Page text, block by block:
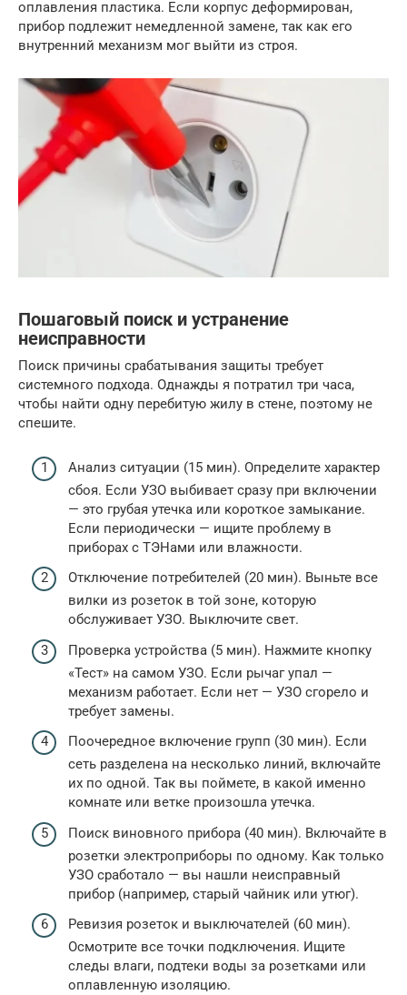
оплавления пластика. Если корпус деформирован,
прибор подлежит немедленной замене, так как его
внутренний механизм мог выйти из строя.
Пошаговый поиск и устранение
неисправности
Поиск причины срабатывания защиты требует
системного подхода. Однажды я потратил три часа,
чтобы найти одну перебитую жилу в стене, поэтому не
спешите.
Анализ ситуации (15 мин). Определите характер
сбоя. Если УЗО выбивает сразу при включении
— это грубая утечка или короткое замыкание.
Если периодически — ищите проблему в
приборах с ТЭНами или влажности.
Отключение потребителей (20 мин). Выньте все
вилки из розеток в той зоне, которую
обслуживает УЗО. Выключите свет.
Проверка устройства (5 мин). Нажмите кнопку
«Тест» на самом УЗО. Если рычаг упал —
механизм работает. Если нет — УЗО сгорело и
требует замены.
Поочередное включение групп (30 мин). Если
сеть разделена на несколько линий, включайте
их по одной. Так вы поймете, в какой именно
комнате или ветке произошла утечка.
Поиск виновного прибора (40 мин). Включайте в
розетки электроприборы по одному. Как только
УЗО сработало — вы нашли неисправный
прибор (например, старый чайник или утюг).
Ревизия розеток и выключателей (60 мин).
Осмотрите все точки подключения. Ищите
следы влаги, подтеки воды за розетками или
оплавленную изоляцию.